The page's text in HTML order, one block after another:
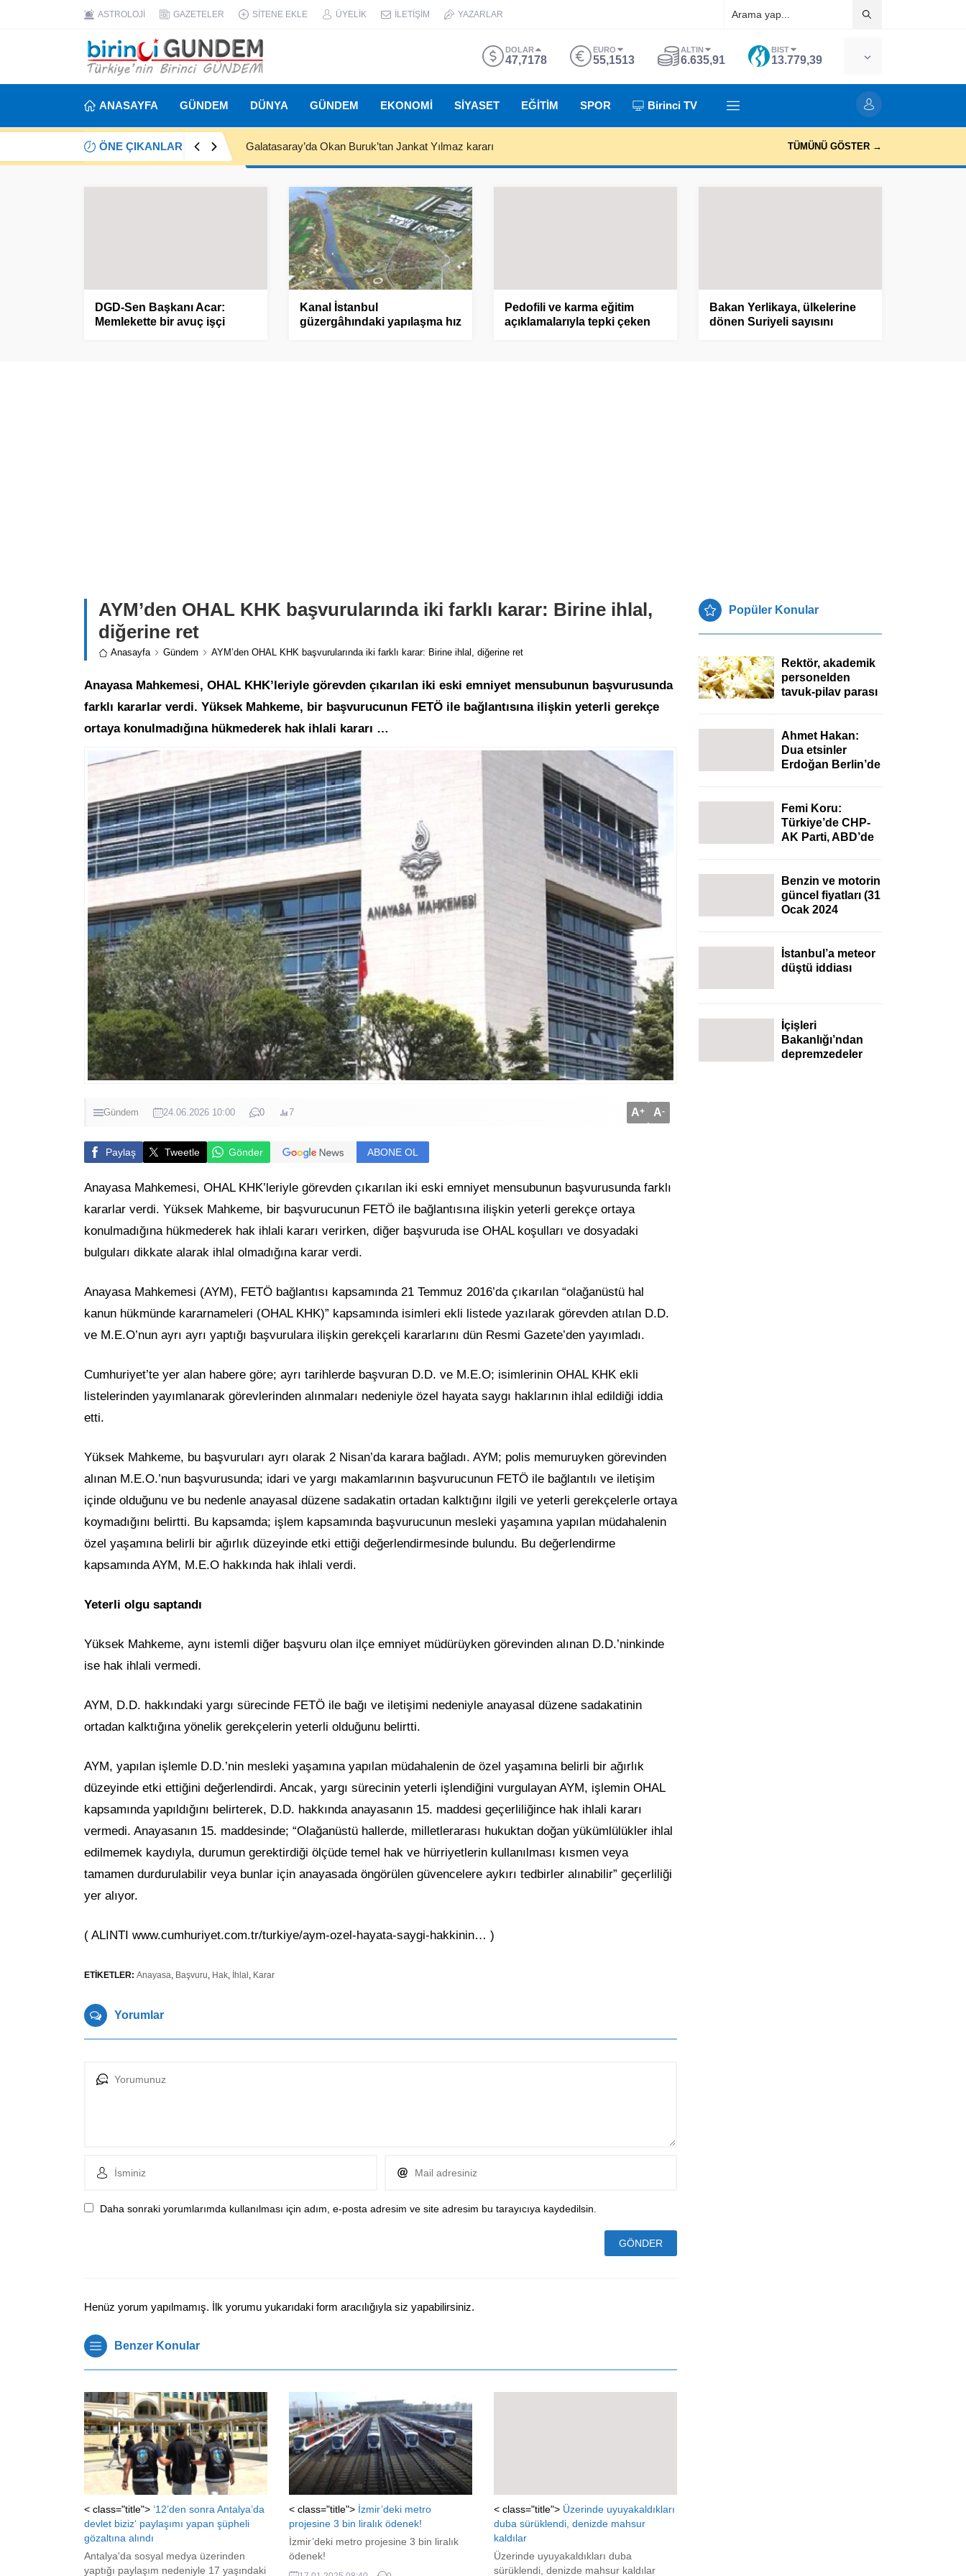
ASTROLOJİ GAZETELER SİTENE EKLE ÜYELİK İLETİŞİM YAZARLAR
DOLAR
47,7178
EURO
55,1513
ALTIN
6.635,91
BIST
13.779,39
ANASAYFA GÜNDEM DÜNYA GÜNDEM EKONOMİ SİYASET EĞİTİM SPOR Birinci TV
ÖNE ÇIKANLAR Galatasaray’da Okan Buruk’tan Jankat Yılmaz kararı TÜMÜNÜ GÖSTER →
DGD-Sen Başkanı Acar:
Memlekette bir avuç işçi
Kanal İstanbul
güzergâhındaki yapılaşma hız
Pedofili ve karma eğitim
açıklamalarıyla tepki çeken
Bakan Yerlikaya, ülkelerine
dönen Suriyeli sayısını
AYM’den OHAL KHK başvurularında iki farklı karar: Birine ihlal,
diğerine ret
Anasayfa Gündem AYM’den OHAL KHK başvurularında iki farklı karar: Birine ihlal, diğerine ret
Anayasa Mahkemesi, OHAL KHK’leriyle görevden çıkarılan iki eski emniyet mensubunun başvurusunda
farklı kararlar verdi. Yüksek Mahkeme, bir başvurucunun FETÖ ile bağlantısına ilişkin yeterli gerekçe
ortaya konulmadığına hükmederek hak ihlali kararı …
Gündem 24.06.2026 10:00 0 7 A+ A-
Paylaş Tweetle Gönder ABONE OL
Anayasa Mahkemesi, OHAL KHK’leriyle görevden çıkarılan iki eski emniyet mensubunun başvurusunda farklı
kararlar verdi. Yüksek Mahkeme, bir başvurucunun FETÖ ile bağlantısına ilişkin yeterli gerekçe ortaya
konulmadığına hükmederek hak ihlali kararı verirken, diğer başvuruda ise OHAL koşulları ve dosyadaki
bulguları dikkate alarak ihlal olmadığına karar verdi.
Anayasa Mahkemesi (AYM), FETÖ bağlantısı kapsamında 21 Temmuz 2016’da çıkarılan “olağanüstü hal
kanun hükmünde kararnameleri (OHAL KHK)” kapsamında isimleri ekli listede yazılarak görevden atılan D.D.
ve M.E.O’nun ayrı ayrı yaptığı başvurulara ilişkin gerekçeli kararlarını dün Resmi Gazete’den yayımladı.
Cumhuriyet’te yer alan habere göre; ayrı tarihlerde başvuran D.D. ve M.E.O; isimlerinin OHAL KHK ekli
listelerinden yayımlanarak görevlerinden alınmaları nedeniyle özel hayata saygı haklarının ihlal edildiği iddia
etti.
Yüksek Mahkeme, bu başvuruları ayrı olarak 2 Nisan’da karara bağladı. AYM; polis memuruyken görevinden
alınan M.E.O.’nun başvurusunda; idari ve yargı makamlarının başvurucunun FETÖ ile bağlantılı ve iletişim
içinde olduğunu ve bu nedenle anayasal düzene sadakatin ortadan kalktığını ilgili ve yeterli gerekçelerle ortaya
koymadığını belirtti. Bu kapsamda; işlem kapsamında başvurucunun mesleki yaşamına yapılan müdahalenin
özel yaşamına belirli bir ağırlık düzeyinde etki ettiği değerlendirmesinde bulundu. Bu değerlendirme
kapsamında AYM, M.E.O hakkında hak ihlali verdi.
Yeterli olgu saptandı
Yüksek Mahkeme, aynı istemli diğer başvuru olan ilçe emniyet müdürüyken görevinden alınan D.D.’ninkinde
ise hak ihlali vermedi.
AYM, D.D. hakkındaki yargı sürecinde FETÖ ile bağı ve iletişimi nedeniyle anayasal düzene sadakatinin
ortadan kalktığına yönelik gerekçelerin yeterli olduğunu belirtti.
AYM, yapılan işlemle D.D.’nin mesleki yaşamına yapılan müdahalenin de özel yaşamına belirli bir ağırlık
düzeyinde etki ettiğini değerlendirdi. Ancak, yargı sürecinin yeterli işlendiğini vurgulayan AYM, işlemin OHAL
kapsamında yapıldığını belirterek, D.D. hakkında anayasanın 15. maddesi geçerliliğince hak ihlali kararı
vermedi. Anayasanın 15. maddesinde; “Olağanüstü hallerde, milletlerarası hukuktan doğan yükümlülükler ihlal
edilmemek kaydıyla, durumun gerektirdiği ölçüde temel hak ve hürriyetlerin kullanılması kısmen veya
tamamen durdurulabilir veya bunlar için anayasada öngörülen güvencelere aykırı tedbirler alınabilir” geçerliliği
yer alıyor.
( ALINTI www.cumhuriyet.com.tr/turkiye/aym-ozel-hayata-saygi-hakkinin… )
ETİKETLER: Anayasa, Başvuru, Hak, İhlal, Karar
Yorumlar
Daha sonraki yorumlarımda kullanılması için adım, e-posta adresim ve site adresim bu tarayıcıya kaydedilsin.
Henüz yorum yapılmamış. İlk yorumu yukarıdaki form aracılığıyla siz yapabilirsiniz.
Benzer Konular
< class="title"> ‘12’den sonra Antalya’da
devlet biziz‘ paylaşımı yapan şüpheli
gözaltına alındı
Antalya'da sosyal medya üzerinden
yaptığı paylaşım nedeniyle 17 yaşındaki
< class="title"> İzmir’deki metro
projesine 3 bin liralık ödenek!
İzmir’deki metro projesine 3 bin liralık
ödenek!
< class="title"> Üzerinde uyuyakaldıkları
duba sürüklendi, denizde mahsur
kaldılar
Üzerinde uyuyakaldıkları duba
sürüklendi, denizde mahsur kaldılar
Popüler Konular
Rektör, akademik
personelden
tavuk-pilav parası
Ahmet Hakan:
Dua etsinler
Erdoğan Berlin’de
Femi Koru:
Türkiye’de CHP-
AK Parti, ABD’de
ülkedeki
seçimlerin
heyecanı benzer
Benzin ve motorin
güncel fiyatları (31
Ocak 2024
İstanbul’a meteor
düştü iddiası
İçişleri
Bakanlığı’ndan
depremzedeler